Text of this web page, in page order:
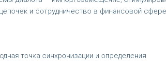
и сотрудничество в финансовой
точка синхронизации и определения